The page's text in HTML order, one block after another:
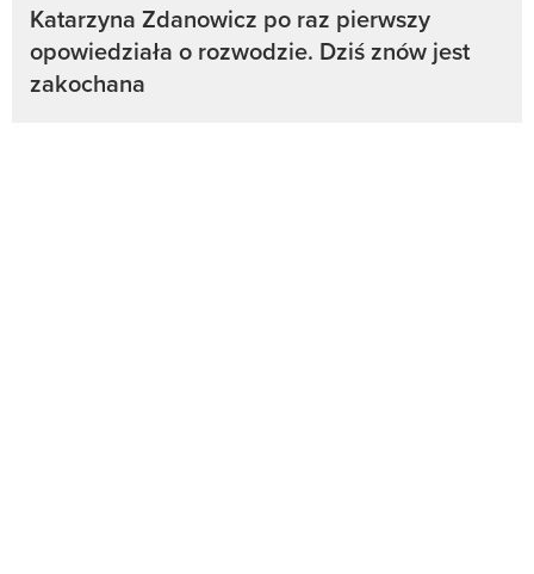
Katarzyna Zdanowicz po raz pierwszy
opowiedziała o rozwodzie. Dziś znów jest
zakochana